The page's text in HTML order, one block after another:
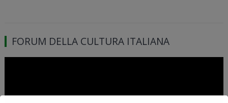
FORUM DELLA CULTURA ITALIANA